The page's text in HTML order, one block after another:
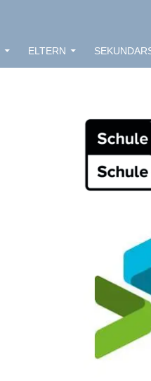
ELTERN